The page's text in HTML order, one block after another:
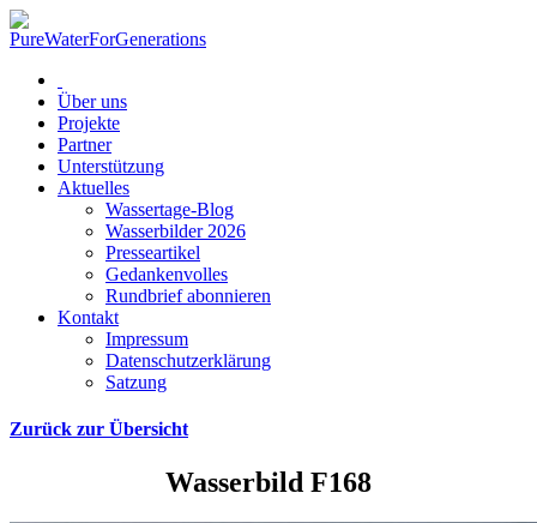
Über uns
Projekte
Partner
Unterstützung
Aktuelles
Wassertage-Blog
Wasserbilder 2026
Presseartikel
Gedankenvolles
Rundbrief abonnieren
Kontakt
Impressum
Datenschutzerklärung
Satzung
Zurück zur Übersicht
Wasserbild F168